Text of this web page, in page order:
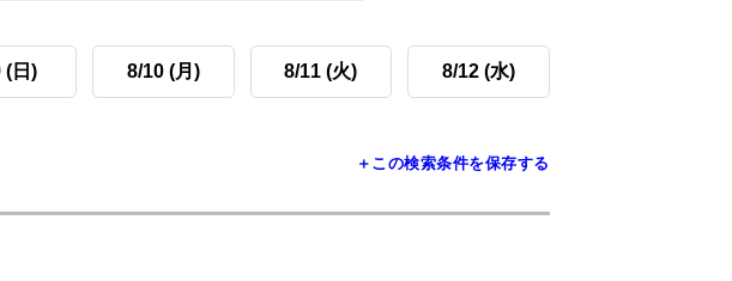
(日) 8/10 (月) 8/11 (火) 8/12 (水)
＋この検索条件を保存する